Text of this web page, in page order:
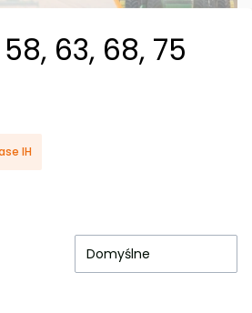
63, 68, 75
IH
Domyślne